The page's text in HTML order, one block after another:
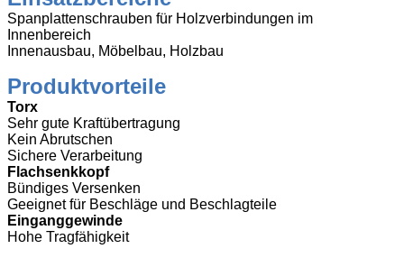
Spanplattenschrauben für Holzverbindungen im
Innenbereich
Innenausbau, Möbelbau, Holzbau
Produktvorteile
Torx
Sehr gute Kraftübertragung
Kein Abrutschen
Sichere Verarbeitung
Flachsenkkopf
Bündiges Versenken
Geeignet für Beschläge und Beschlagteile
Einganggewinde
Hohe Tragfähigkeit